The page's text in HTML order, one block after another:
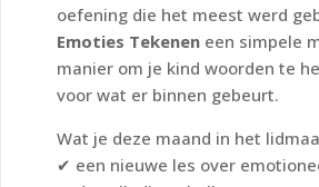
oefening die het meest werd
Emoties Tekenen een simpele
manier om je kind woorden te
voor wat er binnen gebeurt.
Wat je deze maand in het
✔ een nieuwe les over